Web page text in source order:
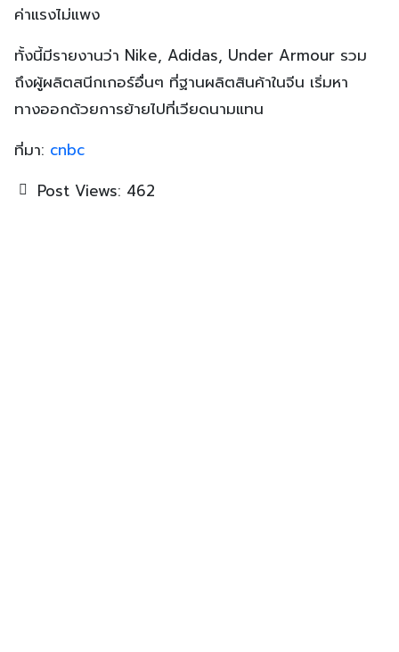
ค่าแรงไม่แพง
ทั้งนี้มีรายงานว่า Nike, Adidas, Under Armour รวม
ถึงผู้ผลิตสนีกเกอร์อื่นๆ ที่ฐานผลิตสินค้าในจีน เริ่มหา
ทางออกด้วยการย้ายไปที่เวียดนามแทน
ที่มา: cnbc
Post Views: 462